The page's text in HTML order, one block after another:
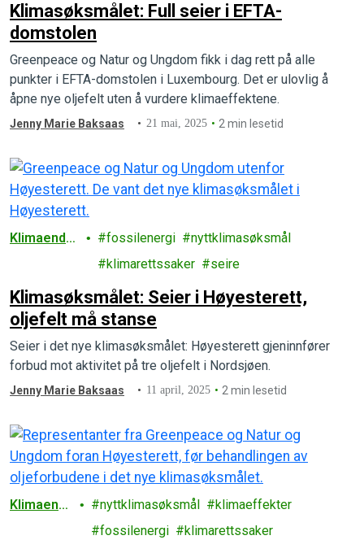
Klimasøksmålet: Full seier i EFTA-
domstolen
Greenpeace og Natur og Ungdom fikk i dag rett på alle
punkter i EFTA-domstolen i Luxembourg. Det er ulovlig å
åpne nye oljefelt uten å vurdere klimaeffektene.
Jenny Marie Baksaas 21 mai, 2025 2 min lesetid
Klimaendri
fossilenergi
nyttklimasøksmål
klimarettssaker
seire
Klimasøksmålet: Seier i Høyesterett,
oljefelt må stanse
Seier i det nye klimasøksmålet: Høyesterett gjeninnfører
forbud mot aktivitet på tre oljefelt i Nordsjøen.
Jenny Marie Baksaas 11 april, 2025 2 min lesetid
Klimaendr
nyttklimasøksmål
klimaeffekter
fossilenergi
klimarettssaker